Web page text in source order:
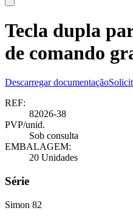
Tecla dupla
de comando
Descarregar documentação
REF:
82026-38
PVP/unid.
Sob consulta
EMBALAGEM:
20 Unidades
Série
Simon 82